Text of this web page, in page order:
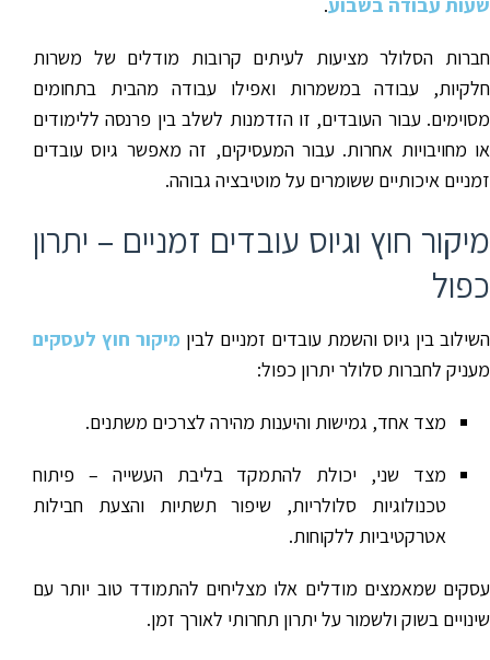
חברות הסלולר מציעות לעיתים קרובות מודלים של משרות
חלקיות, עבודה במשמרות ואפילו עבודה מהבית בתחומים
מסוימים. עבור העובדים, זו הזדמנות לשלב בין פרנסה ללימודים
או מחויבויות אחרות. עבור המעסיקים, זה מאפשר גיוס עובדים
זמניים איכותיים ששומרים על מוטיבציה גבוהה.
מיקור חוץ וגיוס עובדים זמניים – יתרון
כפול
השילוב בין גיוס והשמת עובדים זמניים לבין מיקור חוץ לעסקים
מעניק לחברות סלולר יתרון כפול:
מצד אחד, גמישות והיענות מהירה לצרכים משתנים.
מצד שני, יכולת להתמקד בליבת העשייה – פיתוח
טכנולוגיות סלולריות, שיפור תשתיות והצעת חבילות
אטרקטיביות ללקוחות.
עסקים שמאמצים מודלים אלו מצליחים להתמודד טוב יותר עם
שינויים בשוק ולשמור על יתרון תחרותי לאורך זמן.